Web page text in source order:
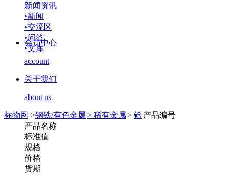
新闻资讯
•新闻
•交流区
•问答
•文库
会员中心
account
关于我们
about us
标物网 >钢铁/有色金属> 稀有金属> 铪产品编号
产品名称
标准值
规格
价格
货期